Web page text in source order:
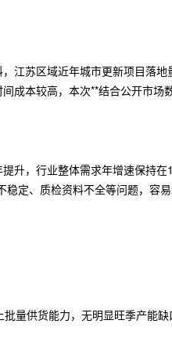
江苏区域近年城市更新项目落地
成本较高，本次**结合公开市场
升，行业整体需求年增速保持在
定、质检资料不全等问题，容
量供货能力，无明显旺季产能缺